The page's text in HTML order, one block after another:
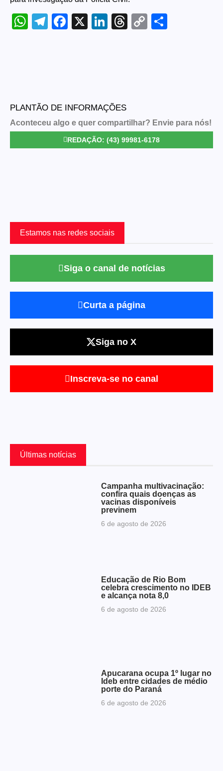
WhatsApp
Telegram
Facebook
X LinkedIn
Threads
Copy
PLANTÃO DE INFORMAÇÕES
Aconteceu algo e quer compartilhar? Envie para nós!
REDAÇÃO: (43) 99981-6178
Estamos nas redes sociais
Siga o canal de notícias
Curta a página
Siga no X
Inscreva-se no canal
Últimas notícias
Campanha multivacinação:
confira quais doenças as
vacinas disponíveis
previnem
6 de agosto de 2026
Educação de Rio Bom
celebra crescimento no IDEB
e alcança nota 8,0
6 de agosto de 2026
Apucarana ocupa 1º lugar no
Ideb entre cidades de médio
porte do Paraná
6 de agosto de 2026